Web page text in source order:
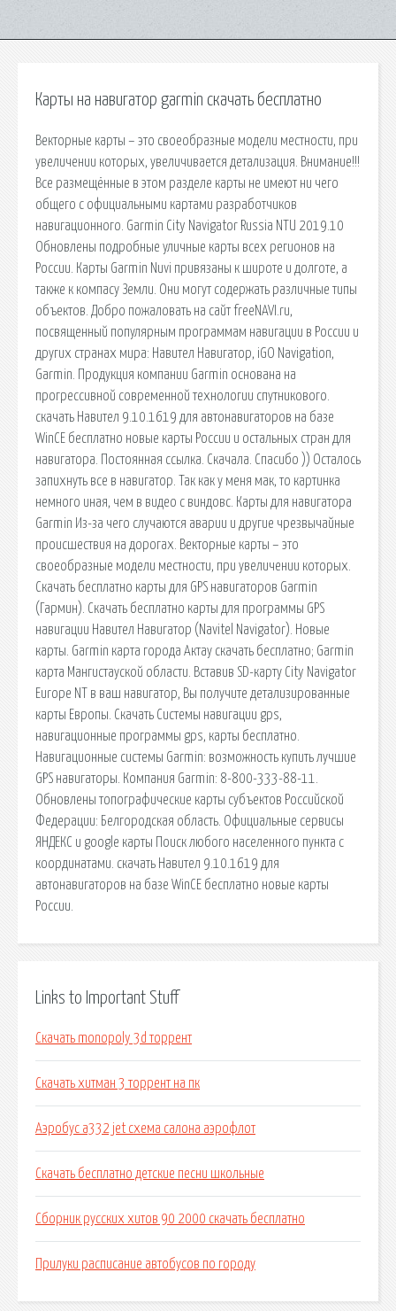
Карты на навигатор garmin скачать бесплатно
Векторные карты – это своеобразные модели местности, при
увеличении которых, увеличивается детализация. Внимание!!!
Все размещённые в этом разделе карты не имеют ни чего
общего с официальными картами разработчиков
навигационного. Garmin City Navigator Russia NTU 2019.10
Обновлены подробные уличные карты всех регионов на
России. Карты Garmin Nuvi привязаны к широте и долготе, а
также к компасу Земли. Они могут содержать различные типы
объектов. Добро пожаловать на сайт freeNAVI.ru,
посвященный популярным программам навигации в России и
других странах мира: Навител Навигатор, iGO Navigation,
Garmin. Продукция компании Garmin основана на
прогрессивной современной технологии спутникового.
скачать Навител 9.10.1619 для автонавигаторов на базе
WinCE бесплатно новые карты России и остальных стран для
навигатора. Постоянная ссылка. Скачала. Спасибо )) Осталось
запихнуть все в навигатор. Так как у меня мак, то картинка
немного иная, чем в видео с виндовс. Карты для навигатора
Garmin Из-за чего случаются аварии и другие чрезвычайные
происшествия на дорогах. Векторные карты – это
своеобразные модели местности, при увеличении которых.
Скачать бесплатно карты для GPS навигаторов Garmin
(Гармин). Скачать бесплатно карты для программы GPS
навигации Навител Навигатор (Navitel Navigator). Новые
карты. Garmin карта города Актау скачать бесплатно; Garmin
карта Мангистауской области. Вставив SD-карту City Navigator
Europe NT в ваш навигатор, Вы получите детализированные
карты Европы. Скачать Системы навигации gps,
навигационные программы gps, карты бесплатно.
Навигационные системы Garmin: возможность купить лучшие
GPS навигаторы. Компания Garmin: 8-800-333-88-11.
Обновлены топографические карты субъектов Российской
Федерации: Белгородская область. Официальные сервисы
ЯНДЕКС и google карты Поиск любого населенного пункта с
координатами. скачать Навител 9.10.1619 для
автонавигаторов на базе WinCE бесплатно новые карты
России.
Links to Important Stuff
Скачать monopoly 3d торрент
Скачать хитман 3 торрент на пк
Аэробус а332 jet схема салона аэрофлот
Скачать бесплатно детские песни школьные
Сборник русских хитов 90 2000 скачать бесплатно
Прилуки расписание автобусов по городу